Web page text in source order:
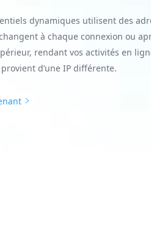
dynamiques utilisent des
à chaque connexion ou
rendant vos activités en
d’une IP différente.